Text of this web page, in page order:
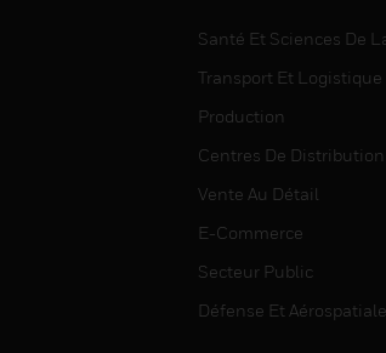
Santé Et Sciences De
Transport Et Logistique
Production
Centres De Distribution
Vente Au Détail
E-Commerce
Secteur Public
Défense Et Aérospatiale